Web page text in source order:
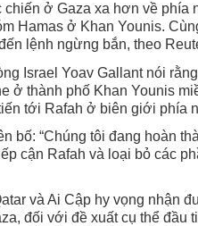
chiến ở Gaza xa hơn về phía
Hamas ở Khan Younis.
lệnh ngừng bắn, theo
Israel Yoav Gallant nói
ở thành phố Khan Younis
tới Rafah ở biên giới phía
bố: “Chúng tôi đang hoàn
cận Rafah và loại bỏ các
và Ai Cập hy vọng nhận
đối với đề xuất cụ thể đầu